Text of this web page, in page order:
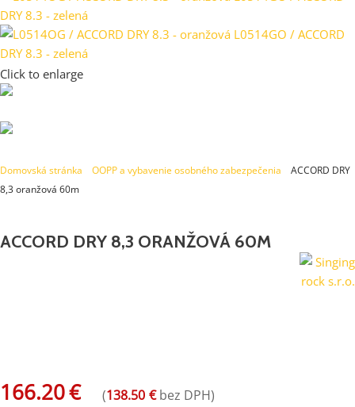
Click to enlarge
Domovská stránka OOPP a vybavenie osobného zabezpečenia
ACCORD DRY
8,3 oranžová 60m
ACCORD DRY 8,3 ORANŽOVÁ 60M
166.20€ (138.50 €bez DPH)